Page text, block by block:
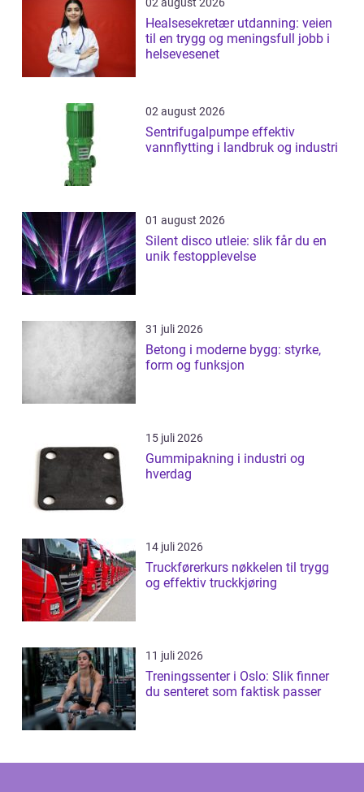
02 august 2026
Healsesekretær utdanning: veien
til en trygg og meningsfull jobb i
helsevesenet
02 august 2026
Sentrifugalpumpe effektiv
vannflytting i landbruk og industri
01 august 2026
Silent disco utleie: slik får du en
unik festopplevelse
31 juli 2026
Betong i moderne bygg: styrke,
form og funksjon
15 juli 2026
Gummipakning i industri og
hverdag
14 juli 2026
Truckførerkurs nøkkelen til trygg
og effektiv truckkjøring
11 juli 2026
Treningssenter i Oslo: Slik finner
du senteret som faktisk passer